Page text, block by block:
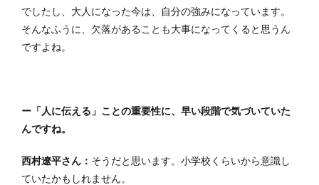
でしたし、大人になった今は、自分の強みになっています。
そんなふうに、欠落があることも大事になってくると思うん
ですよね。
ー「人に伝える」ことの重要性に、早い段階で気づいていた
んですね。
西村遼平さん： そうだと思います。小学校くらいから意識し
ていたかもしれません。